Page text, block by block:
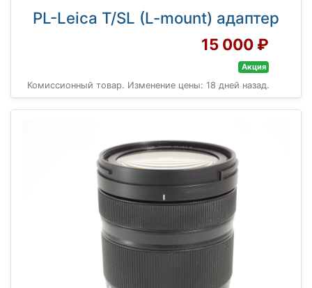
PL-Leica T/SL (L-mount) адаптер
15 000 ₽
Акция
Комиссионный товар. Изменение цены: 18 дней назад.